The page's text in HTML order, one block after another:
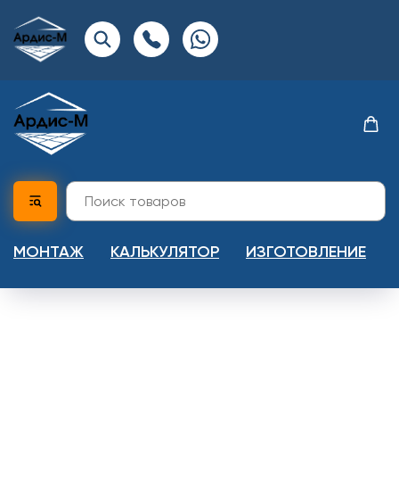
МОНТАЖ КАЛЬКУЛЯТОР ИЗГОТОВЛЕНИЕ